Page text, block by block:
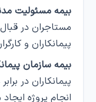
بیمه مسئولیت
مستاجران در
پیمانکاران و
بیمه سازمان
پیمانکاران در
انجام پروژه